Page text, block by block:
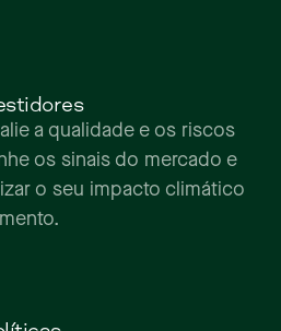
a qualidade e os riscos
os sinais do mercado e
o seu impacto climático